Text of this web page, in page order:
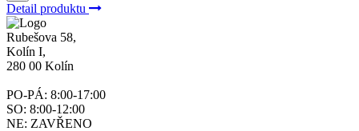
Detail produktu
Rubešova 58,
Kolín I,
280 00 Kolín
PO-PÁ: 8:00-17:00
SO: 8:00-12:00
NE: ZAVŘENO